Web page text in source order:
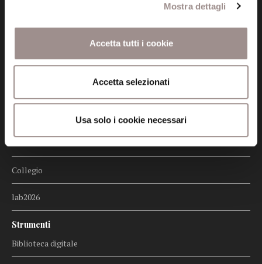
Mostra dettagli
Accetta tutti i cookie
Accetta selezionati
Usa solo i cookie necessari
Biblioteca
Centro Studi Religiosi
Scuola Alti Studi
Collegio
lab2026
Strumenti
Biblioteca digitale